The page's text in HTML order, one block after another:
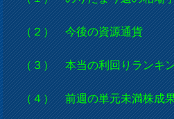
（２） 今後の資源通貨
（３） 本当の利回りランキ
（４） 前週の単元未満株成